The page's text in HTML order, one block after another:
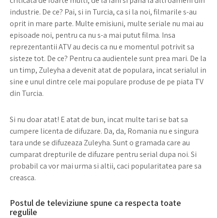
industrie. De ce? Pai, si in Turcia, ca si la noi, filmarile s-au
oprit in mare parte. Multe emisiuni, multe seriale nu mai au
episoade noi, pentru ca nu s-a mai putut filma. Insa
reprezentantii ATV au decis ca nu e momentul potrivit sa
sisteze tot. De ce? Pentru ca audientele sunt prea mari. De la
un timp, Zuleyha a devenit atat de populara, incat serialul in
sine e unul dintre cele mai populare produse de pe piata TV
din Turcia.
Si nu doar atat! E atat de bun, incat multe tari se bat sa
cumpere licenta de difuzare. Da, da, Romania nu e singura
tara unde se difuzeaza Zuleyha. Sunt o gramada care au
cumparat drepturile de difuzare pentru serial dupa noi. Si
probabil ca vor mai urma si altii, caci popularitatea pare sa
creasca.
Postul de televiziune spune ca respecta toate
regulile